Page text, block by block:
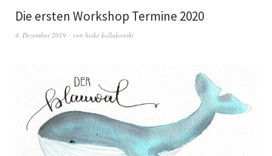
Die ersten Workshop Termine 2020
4. Dezember 2019 von heike kollakowski